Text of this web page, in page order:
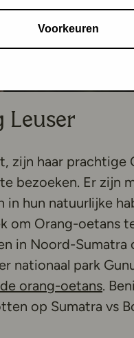
Voorkeuren
Leuser
zijn haar prachtige
bezoeken. Er zijn
in hun natuurlijke
om Orang-oetans
in Noord-Sumatra
nationaal park
orang-oetans.
op Sumatra vs